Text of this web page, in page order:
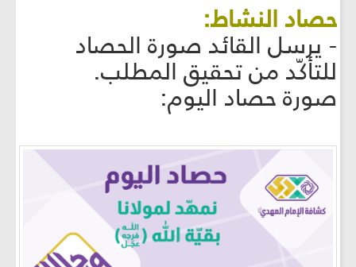
حصاد النشاط:
- يرسل القائد صورة الحصاد
للتأكّد من تحقيق المطلب.
صورة حصاد اليوم: